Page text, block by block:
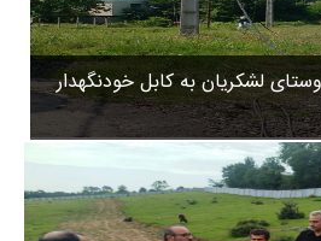
روستاها
ورزشی
سیاسی
چندرسانه ای
گردشگری دیلمان
درباره ما
لشکریان به کابل خودنگهدار